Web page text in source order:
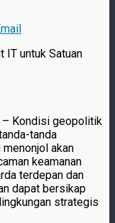
IT untuk Satuan
– Kondisi geopolitik
tanda
akan
keamanan
terdepan dan
dapat bersikap
strategis